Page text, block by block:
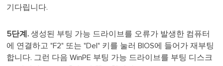
기다립니다.
5단계.생성된 부팅 가능 드라이브를 오류가 발생한 컴퓨터
에 연결하고 "F2" 또는 "Del" 키를 눌러 BIOS에 들어가 재부팅
합니다. 그런 다음 WinPE 부팅 가능 드라이브를 부팅 디스크